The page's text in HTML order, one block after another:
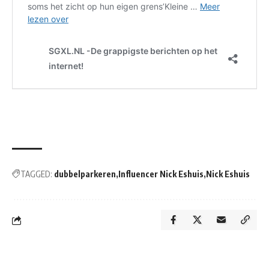
TAGGED: dubbelparkeren Influencer Nick Eshuis Nick Eshuis